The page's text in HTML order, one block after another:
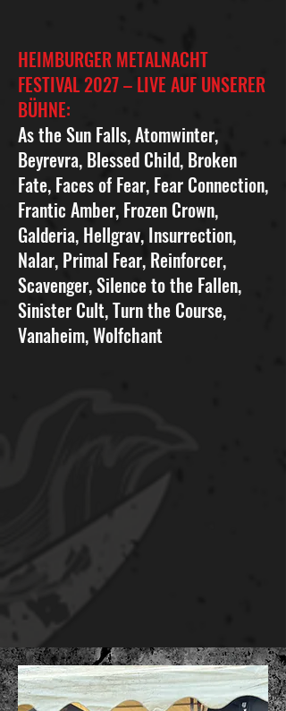
HEIMBURGER METALNACHT
FESTIVAL 2027 – LIVE AUF UNSERER
BÜHNE:
As the Sun Falls, Atomwinter,
Beyrevra, Blessed Child, Broken
Fate, Faces of Fear, Fear Connection,
Frantic Amber, Frozen Crown,
Galderia, Hellgrav, Insurrection,
Nalar, Primal Fear, Reinforcer,
Scavenger, Silence to the Fallen,
Sinister Cult, Turn the Course,
Vanaheim, Wolfchant